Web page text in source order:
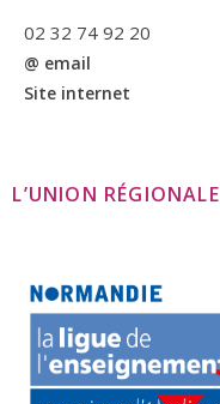
02 32 74 92 20
@ email
Site internet
L’UNION RÉGIONALE